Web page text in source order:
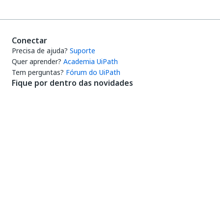
Conectar
Precisa de ajuda? Suporte
Quer aprender? Academia UiPath
Tem perguntas? Fórum do UiPath
Fique por dentro das novidades